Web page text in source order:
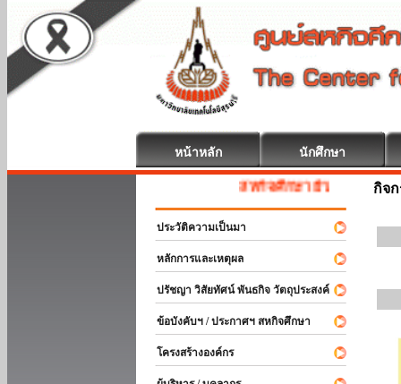
หน้าหลัก นักศึกษา
สหกิจศึกษา ยินดีต้อนรับ
ประวัติความเป็นมา
หลักการและเหตุผล
ปรัชญา วิสัยทัศน์ พันธกิจ วัตถุประสงค์
ข้อบังคับฯ / ประกาศฯ สหกิจศึกษา
โครงสร้างองค์กร
กิจ